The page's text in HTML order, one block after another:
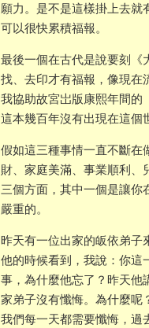
願力。是不是這樣掛上去就
可以很快累積福報。
最後一個在古代是說要刻《
找、去印才有福報，像現在
我協助故宮岀版康熙年間的
這本幾百年沒有出現在這個
假如這三種事情一直不斷在
財、家庭美滿、事業順利、
三個方面，其中一個是讓你
嚴重的。
昨天有一位出家的皈依弟
他的時候看到，我說：你這
事，為什麼他忘了？昨天他
家弟子沒有懺悔。為什麼呢
我們每一天都需要懺悔，過